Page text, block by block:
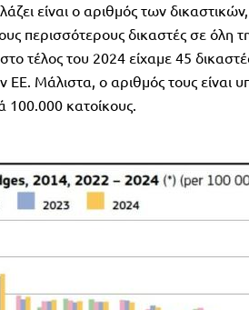
είναι ο αριθμός των
περισσότερους δικαστές σε
τέλος του 2024 είχαμε 45
ΕΕ. Μάλιστα, ο αριθμός τους είναι
100.000 κατοίκους.